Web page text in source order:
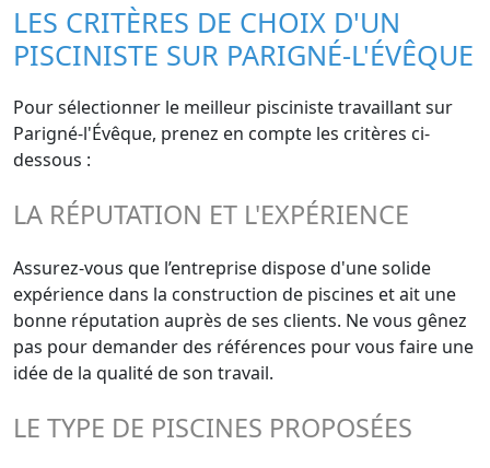
LES CRITÈRES DE CHOIX D'UN
PISCINISTE SUR PARIGNÉ-L'ÉVÊQUE
Pour sélectionner le meilleur pisciniste travaillant sur
Parigné-l'Évêque, prenez en compte les critères ci-
dessous :
LA RÉPUTATION ET L'EXPÉRIENCE
Assurez-vous que l’entreprise dispose d'une solide
expérience dans la construction de piscines et ait une
bonne réputation auprès de ses clients. Ne vous gênez
pas pour demander des références pour vous faire une
idée de la qualité de son travail.
LE TYPE DE PISCINES PROPOSÉES